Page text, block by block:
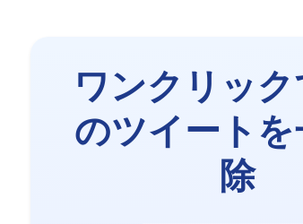
ワンクリッ
のツイート
除